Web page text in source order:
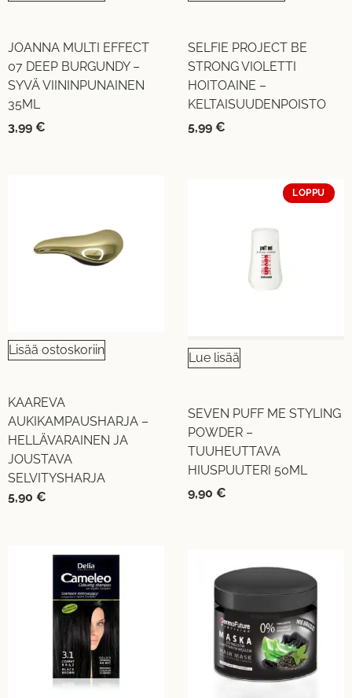
JOANNA MULTI EFFECT
07 DEEP BURGUNDY –
SYVÄ VIININPUNAINEN
35ML
3,99 €
SELFIE PROJECT BE
STRONG VIOLETTI
HOITOAINE –
KELTAISUUDENPOISTO
5,99 €
Lisää ostoskoriin
KAAREVA
AUKIKAMPAUSHARJA –
HELLÄVARAINEN JA
JOUSTAVA
SELVITYSHARJA
5,90 €
LOPPU
Lue lisää
SEVEN PUFF ME STYLING
POWDER –
TUUHEUTTAVA
HIUSPUUTERI 50ML
9,90 €